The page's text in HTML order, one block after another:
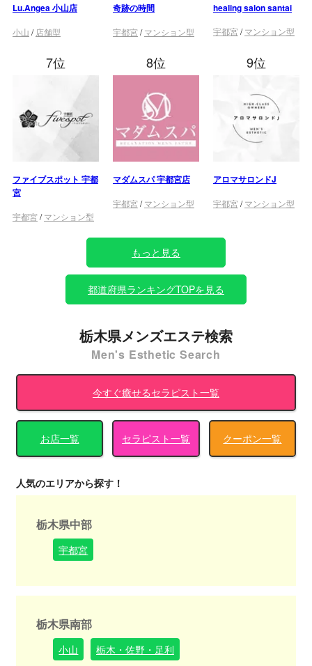
Lu.Angea 小山店
小山 / 店舗型
奇跡の時間
宇都宮/マンション型
healing salon santai
宇都宮/マンション型
7位
ファイブスポット 宇都
宮
宇都宮/マンション型
8位
マダムスパ 宇都宮店
宇都宮/マンション型
9位
アロマサロンドJ
宇都宮/マンション型
もっと見る
都道府県ランキングTOPを見る
栃木県メンズエステ検索
Men's Esthetic Search
今すぐ癒せるセラピスト一覧
お店一覧 セラピスト一覧 クーポン一覧
人気のエリアから探す！
栃木県中部
宇都宮
栃木県南部
小山 栃木・佐野・足利